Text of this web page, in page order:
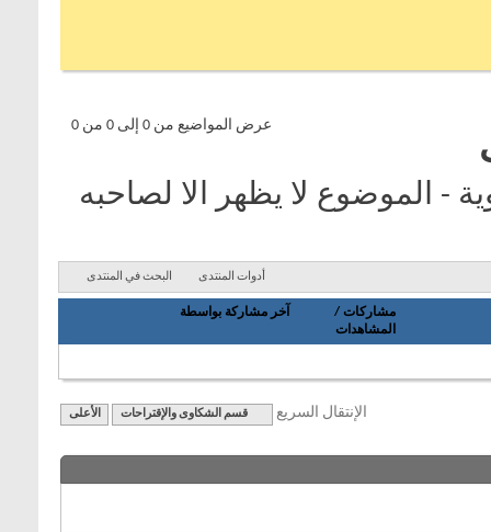
عرض المواضيع من 0 إلى 0 من 0
الموضوع لا يظهر الا لصاحبه
أدوات المنتدى البحث في المنتدى
مشاركات/
المشاهدات
آخر مشاركة بواسطة
الإنتقال السريع قسم الشكاوى والإقتراحات الأعلى